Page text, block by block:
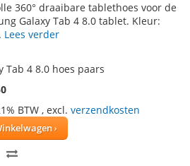
TE
360° draaibare tablethoes voor de
Galaxy Tab 4 8.0 tablet. Kleur:
Lees verder
Tab 4 8.0 hoes paars
BTW , excl. verzendkosten